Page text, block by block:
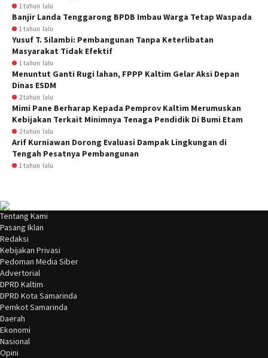
1 tahun lalu
Banjir Landa Tenggarong BPDB Imbau Warga Tetap Waspada
1 tahun lalu
Yusuf T. Silambi: Pembangunan Tanpa Keterlibatan
Masyarakat Tidak Efektif
1 tahun lalu
Menuntut Ganti Rugi lahan, FPPP Kaltim Gelar Aksi Depan
Dinas ESDM
2 tahun lalu
Mimi Pane Berharap Kepada Pemprov Kaltim Merumuskan
Kebijakan Terkait Minimnya Tenaga Pendidik Di Bumi Etam
2 tahun lalu
Arif Kurniawan Dorong Evaluasi Dampak Lingkungan di
Tengah Pesatnya Pembangunan
1 tahun lalu
Tentang Kami
Pasang Iklan
Redaksi
Kebijakan Privasi
Pedoman Media Siber
Advertorial
DPRD Kaltim
DPRD Kota Samarinda
Pemkot Samarinda
Daerah
Ekonomi
Nasional
Opini